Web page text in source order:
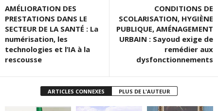
AMÉLIORATION DES
PRESTATIONS DANS LE
SECTEUR DE LA SANTÉ : La
numérisation, les
technologies et l’IA à la
rescousse
CONDITIONS DE
SCOLARISATION, HYGIÈNE
PUBLIQUE, AMÉNAGEMENT
URBAIN : Sayoud exige de
remédier aux
dysfonctionnements
ARTICLES CONNEXES PLUS DE L'AUTEUR